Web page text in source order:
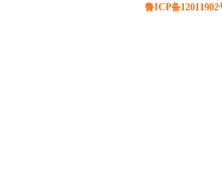
鲁ICP备